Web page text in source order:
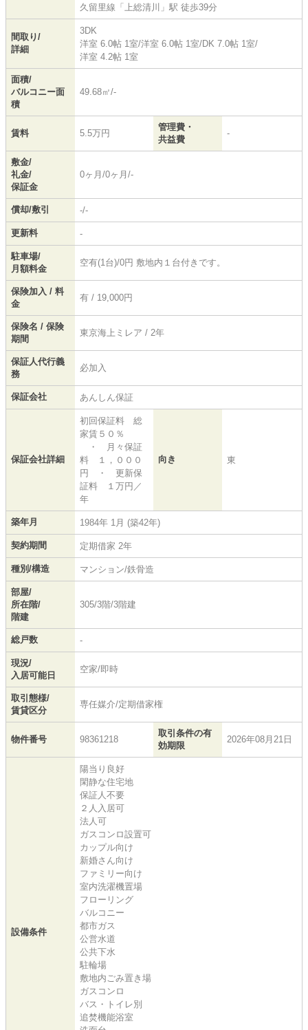
久留里線 「 上総清川 」駅 徒歩39分
間取り/
詳細
3DK
洋室 6.0帖 1室/洋室 6.0帖 1室/DK 7.0帖 1室/
洋室 4.2帖 1室
面積/
バルコニー面
積
49.68㎡/-
賃料 5.5万円
管理費・
共益費
-
敷金/
礼金/
保証金
0ヶ月/0ヶ月/-
償却/敷引 -/-
更新料 -
駐車場/
月額料金
空有(1台)/0円 敷地内１台付きです。
保険加入 / 料
金
有 / 19,000円
保険名 / 保険
期間
東京海上ミレア / 2年
保証人代行義
務
必加入
保証会社 あんしん保証
保証会社詳細
初回保証料 総
家賃５０％
・ 月々保証
料 １，０００
円 ・ 更新保
証料 １万円／
年
向き 東
築年月 1984年 1月 (築42年)
契約期間 定期借家 2年
種別/構造 マンション/鉄骨造
部屋/
所在階/
階建
305/3階/3階建
総戸数 -
現況/
入居可能日
空家/即時
取引態様/
賃貸区分
専任媒介/定期借家権
物件番号 98361218
取引条件の有
効期限
2026年08月21日
設備条件
陽当り良好
閑静な住宅地
保証人不要
２人入居可
法人可
ガスコンロ設置可
カップル向け
新婚さん向け
ファミリー向け
室内洗濯機置場
フローリング
バルコニー
都市ガス
公営水道
公共下水
駐輪場
敷地内ごみ置き場
ガスコンロ
バス・トイレ別
追焚機能浴室